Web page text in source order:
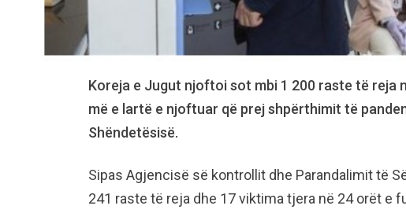
Koreja e Jugut njoftoi sot mbi 1 200 raste të reja
më e lartë e njoftuar që prej shpërthimit të
Shëndetësisë.
Sipas Agjencisë së kontrollit dhe Parandalimit të
241 raste të reja dhe 17 viktima tjera në 24 orët e